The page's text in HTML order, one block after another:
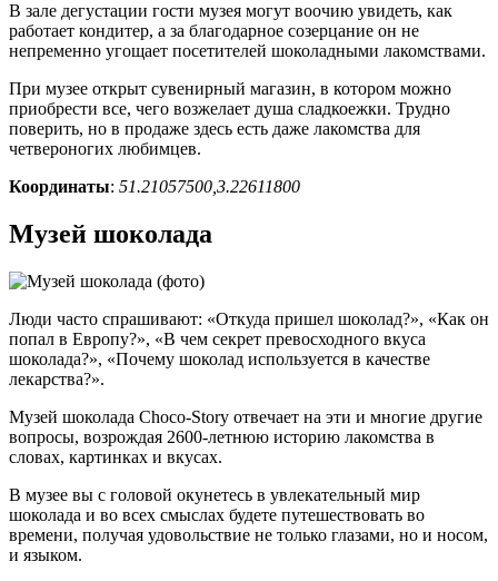
В зале дегустации гости музея могут воочию увидеть, как
работает кондитер, а за благодарное созерцание он не
непременно угощает посетителей шоколадными лакомствами.
При музее открыт сувенирный магазин, в котором можно
приобрести все, чего возжелает душа сладкоежки. Трудно
поверить, но в продаже здесь есть даже лакомства для
четвероногих любимцев.
Координаты: 51.21057500,3.22611800
Музей шоколада
Люди часто спрашивают: «Откуда пришел шоколад?», «Как он
попал в Европу?», «В чем секрет превосходного вкуса
шоколада?», «Почему шоколад используется в качестве
лекарства?».
Музей шоколада Choco-Story отвечает на эти и многие другие
вопросы, возрождая 2600-летнюю историю лакомства в
словах, картинках и вкусах.
В музее вы с головой окунетесь в увлекательный мир
шоколада и во всех смыслах будете путешествовать во
времени, получая удовольствие не только глазами, но и носом,
и языком.